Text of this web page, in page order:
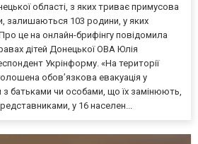
області, з яких триває примусова
залишаються 103 родини, у яких
це на онлайн-брифінгу повідомила
дітей Донецької ОВА Юлія
Укрінформу. «На території
обов’язкова евакуація у
з батьками чи особами, що їх замінюють,
у 16 населен...